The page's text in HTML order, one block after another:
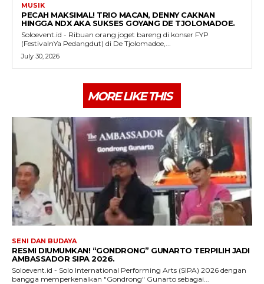
MUSIK
PECAH MAKSIMAL! TRIO MACAN, DENNY CAKNAN
HINGGA NDX AKA SUKSES GOYANG DE TJOLOMADOE.
Soloevent.id - Ribuan orang joget bareng di konser FYP
(FestivalnYa Pedangdut) di De Tjolomadoe,...
July 30, 2026
MORE LIKE THIS
SENI DAN BUDAYA
RESMI DIUMUMKAN! “GONDRONG” GUNARTO TERPILIH JADI
AMBASSADOR SIPA 2026.
Soloevent.id - Solo International Performing Arts (SIPA) 2026 dengan
bangga memperkenalkan "Gondrong" Gunarto sebagai...